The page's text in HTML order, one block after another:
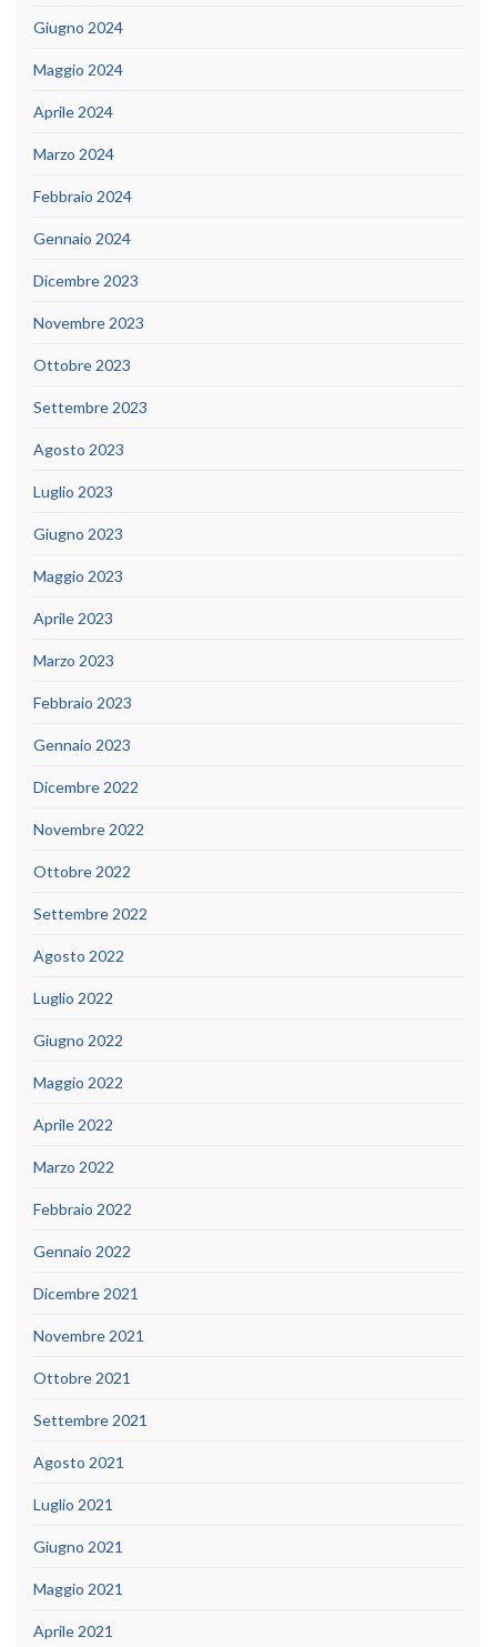
Giugno 2024
Maggio 2024
Aprile 2024
Marzo 2024
Febbraio 2024
Gennaio 2024
Dicembre 2023
Novembre 2023
Ottobre 2023
Settembre 2023
Agosto 2023
Luglio 2023
Giugno 2023
Maggio 2023
Aprile 2023
Marzo 2023
Febbraio 2023
Gennaio 2023
Dicembre 2022
Novembre 2022
Ottobre 2022
Settembre 2022
Agosto 2022
Luglio 2022
Giugno 2022
Maggio 2022
Aprile 2022
Marzo 2022
Febbraio 2022
Gennaio 2022
Dicembre 2021
Novembre 2021
Ottobre 2021
Settembre 2021
Agosto 2021
Luglio 2021
Giugno 2021
Maggio 2021
Aprile 2021